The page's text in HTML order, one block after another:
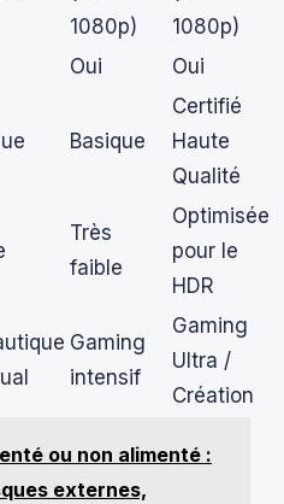
1080p)
1080p)
Oui Oui
Basique
Certifié
Haute
Qualité
Très
faible
Optimisée
pour le
HDR
Gaming
intensif
Gaming
Ultra /
Création
ou non alimenté :
externes,